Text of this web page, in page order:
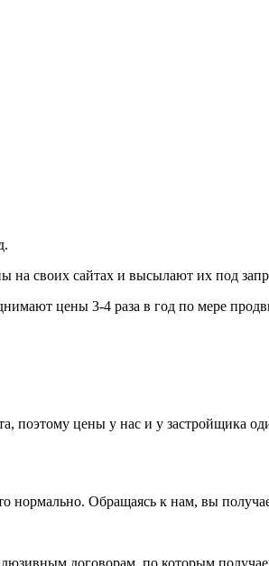
на своих сайтах и высылают их под
цены 3-4 раза в год по мере
поэтому цены у нас и у застройщика
нормально. Обращаясь к нам, вы
договорам, по которым